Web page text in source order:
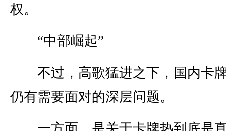
权。
“中部崛起”
不过，高歌猛进之下，国内卡
仍有需要面对的深层问题。